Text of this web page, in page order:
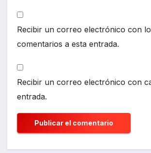
Recibir un correo electrónico con
comentarios a esta entrada.
Recibir un correo electrónico con
entrada.